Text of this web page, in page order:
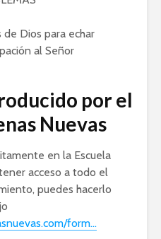
de Dios para echar
al Señor
por el
Nuevas
en la Escuela
acceso a todo el
puedes hacerlo
form…